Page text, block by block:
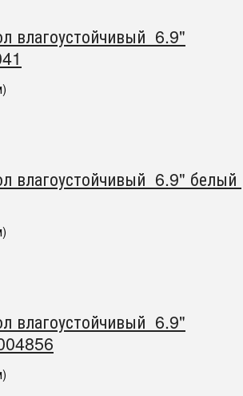
влагоустойчивый 6.9"
влагоустойчивый 6.9" белый
влагоустойчивый 6.9"